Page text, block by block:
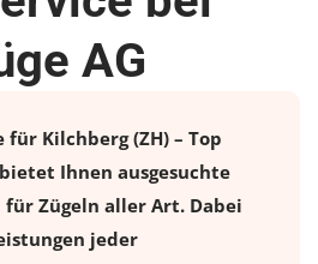
AG
Kilchberg (ZH) – Top
bietet Ihnen ausgesuchte
für Zügeln aller Art. Dabei
jeder